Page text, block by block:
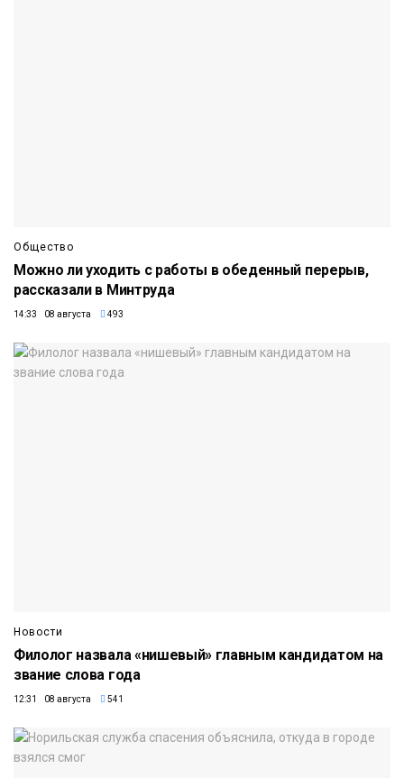
Общество
Можно ли уходить с работы в обеденный перерыв,
рассказали в Минтруда
14:33 08 августа 493
Новости
Филолог назвала «нишевый» главным кандидатом на
звание слова года
12:31 08 августа 541